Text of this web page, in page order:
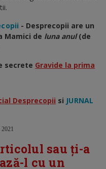
- Desprecopii are un
Mamici de luna anul (de
secrete Gravide la prima
Desprecopii si JURNAL
2021
sau ți-a
l cu un